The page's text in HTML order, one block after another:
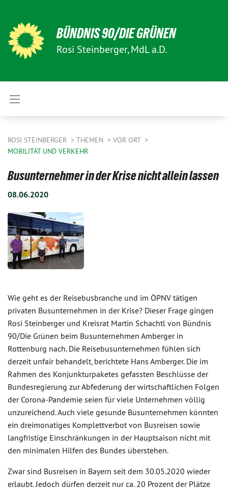
BÜNDNIS 90/DIE GRÜNEN
Rosi Steinberger, MdL a.D.
ROSI STEINBERGER THEMEN
VOR ORT
MOBILITÄT UND VERKEHR
Busunternehmer in der Krise nicht allein lassen
08.06.2020
Wie geht es der Reisebusbranche und im ÖPNV tätigen
privaten Busunternehmen in der Krise? Dieser Frage gingen
Rosi Steinberger und Kreisrat Martin Schachtl von Bündnis
90/Die Grünen beim Busunternehmen Amberger in
Rottenburg nach. Die Reisebusunternehmen fühlen sich
derzeit unfair behandelt, berichtete Hans Amberger. Die im
Rahmen des Konjunkturpaketes gefassten Beschlüsse der
Bundesregierung zur Abfederung der wirtschaftlichen Folgen
der Corona-Pandemie seien für viele Unternehmen völlig
unzureichend. Auch viele gesunde Busunternehmen könnten
ein dreimonatiges Komplettverbot von Busreisen sowie
langfristige Einschränkungen in der Hauptsaison nicht mit
den minimalen Hilfen des Bundes überstehen.
Zwar sind Busreisen in Bayern seit dem 30.05.2020 wieder
erlaubt. Jedoch dürfen derzeit nur ca. 20 Prozent der Plätze